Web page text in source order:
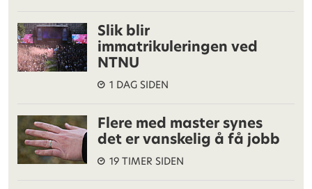
Slik blir
immatrikuleringen ved
NTNU
1 DAG SIDEN
Flere med master synes
det er vanskelig å få jobb
19 TIMER SIDEN